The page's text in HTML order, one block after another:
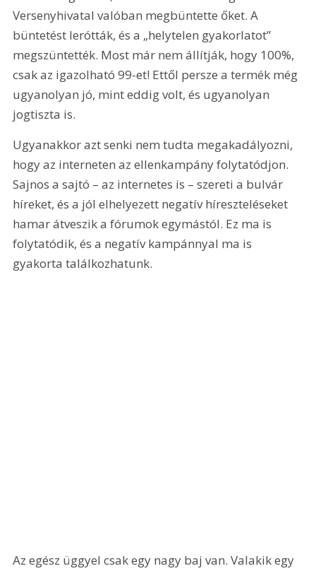
Versenyhivatal valóban megbüntette őket. A
büntetést lerótták, és a „helytelen gyakorlatot”
megszüntették. Most már nem állítják, hogy 100%,
csak az igazolható 99-et! Ettől persze a termék még
ugyanolyan jó, mint eddig volt, és ugyanolyan
jogtiszta is.
Ugyanakkor azt senki nem tudta megakadályozni,
hogy az interneten az ellenkampány folytatódjon.
Sajnos a sajtó – az internetes is – szereti a bulvár
híreket, és a jól elhelyezett negatív híreszteléseket
hamar átveszik a fórumok egymástól. Ez ma is
folytatódik, és a negatív kampánnyal ma is
gyakorta találkozhatunk.
Az egész üggyel csak egy nagy baj van. Valakik egy